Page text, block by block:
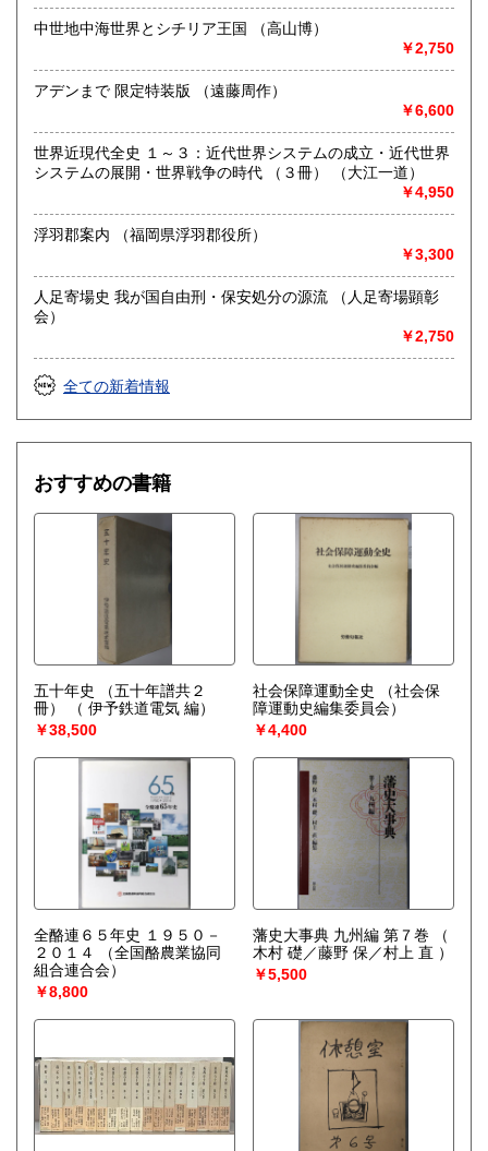
沖縄県 11,110円
書籍の買取について
☆昭和5年創業。数々の実績と経験で古書・古本を買取致しま
す☆
ご不要になったご蔵書、お引っ越しやリフォーム、ご退官、
故人蔵書のご整理、大量書籍のご処分、量に関わらずお困り
の際はお気軽にご相談ください。詳しくは買取専用サイトを
ご覧ください。
※ご相談お問い合わせはお電話・メール・FAXで承ります。
○ご整理されたい本のジャンル・分量・状態を大まかにお伝え
ください。
○お売りになりたい本の書名、リストなどをメールやFAXでお
量にかかわらずお見積を致します。
○出張買取の目安はお近くであれば古書の内容にもよります
が、300冊(ダンボール6箱)ぐらいから承ります。
○宅配買取はお電話・メール・FAXで本のジャンル・分量・状
態を事前にご連絡ください。
○店頭買取は、こちらは事務所のため直接お持ち込みをご希望
の方は事前にご連絡ください。尚、店頭買取は平日営業時間
内の対応とさせていただいております。
※買取対象
○バーコードISBNの有無に関わらず、専門書・叢書・全集・
雑誌の古書古本
○地図・写真・絵葉書・旅行パンフレットなどの古い紙資料
○和本、浮世絵や木版口絵の刷り物
幅広く対象にしておりますので、買取のご相談ご連絡をお
待ち申し上げております。
取り扱い分野
哲学宗教、歴史、社会科学、美術工芸、近代文献、趣味、サ
ブカルチャー、古書一般（その他）
中世地中海世界とシチリア王国 （高山博）
￥2,750
アデンまで 限定特装版 （遠藤周作）
￥6,600
世界近現代全史 １～３：近代世界システムの成立・近代世界
システムの展開・世界戦争の時代 （３冊） （大江一道）
￥4,950
浮羽郡案内 （福岡県浮羽郡役所）
￥3,300
人足寄場史 我が国自由刑・保安処分の源流 （人足寄場顕彰
会）
￥2,750
全ての新着情報
おすすめの書籍
五十年史 （五十年譜共２
冊）
（ 伊予鉄道電気 編）
￥38,500
社会保障運動全史
（社会保
障運動史編集委員会）
￥4,400
全酪連６５年史 １９５０－
２０１４
（全国酪農業協同
組合連合会）
￥8,800
藩史大事典 九州編 第７巻
（
木村 礎／藤野 保／村上 直 ）
￥5,500